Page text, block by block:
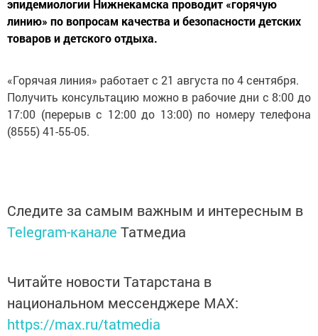
эпидемиологии Нижнекамска проводит «горячую
линию» по вопросам качества и безопасности детских
товаров и детского отдыха.
«Горячая линия» работает с 21 августа по 4 сентября.
Получить консультацию можно в рабочие дни с 8:00 до
17:00 (перерыв с 12:00 до 13:00) по номеру телефона
(8555) 41-55-05.
Следите за самым важным и интересным в
Telegram-канале Татмедиа
Читайте новости Татарстана в
национальном мессенджере MАХ:
https://max.ru/tatmedia